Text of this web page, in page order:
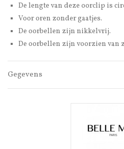
De lengte van deze oorclip is
Voor oren zonder gaatjes.
De oorbellen zijn nikkelvrij.
De oorbellen zijn voorzien van
Gegevens